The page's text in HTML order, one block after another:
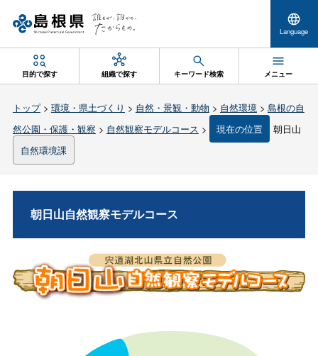
Language
目的で探す 組織で探す キーワード検索 メニュー
トップ> 環境・県土づくり > 自然・景観・動物 > 自然環境> 島根の自
然公園・保護・観察 > 自然観察モデルコース > 現在の位置
朝日山
自然環境課
朝日山自然観察モデルコース